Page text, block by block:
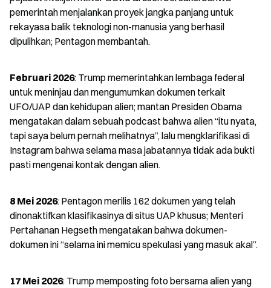
pemerintah menjalankan proyek jangka panjang untuk
rekayasa balik teknologi non-manusia yang berhasil
dipulihkan; Pentagon membantah.
Februari 2026: Trump memerintahkan lembaga federal
untuk meninjau dan mengumumkan dokumen terkait
UFO/UAP dan kehidupan alien; mantan Presiden Obama
mengatakan dalam sebuah podcast bahwa alien “itu nyata,
tapi saya belum pernah melihatnya”, lalu mengklarifikasi di
Instagram bahwa selama masa jabatannya tidak ada bukti
pasti mengenai kontak dengan alien.
8 Mei 2026: Pentagon merilis 162 dokumen yang telah
dinonaktifkan klasifikasinya di situs UAP khusus; Menteri
Pertahanan Hegseth mengatakan bahwa dokumen-
dokumen ini “selama ini memicu spekulasi yang masuk akal”.
17 Mei 2026: Trump memposting foto bersama alien yang